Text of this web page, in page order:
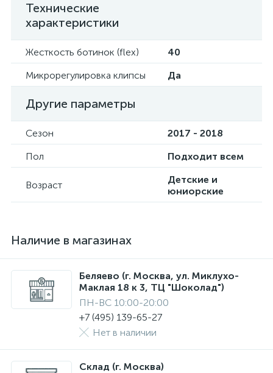
Технические
характеристики
Жесткость ботинок (flex)
40
Микрорегулировка клипсы
Да
Другие параметры
Сезон
2017 - 2018
Пол
Подходит всем
Возраст
Детские и
юниорские
Наличие в магазинах
Беляево (г. Москва, ул. Миклухо-
Маклая 18 к 3, ТЦ "Шоколад")
ПН-ВС 10:00-20:00
+7 (495) 139-65-27
Нет в наличии
Склад (г. Москва)